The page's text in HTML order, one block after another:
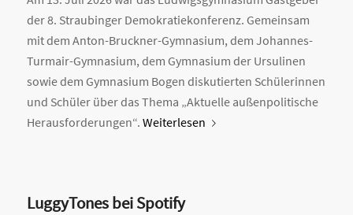
der 8. Straubinger Demokratiekonferenz. Gemeinsam
mit dem Anton-Bruckner-Gymnasium, dem Johannes-
Turmair-Gymnasium, dem Gymnasium der Ursulinen
sowie dem Gymnasium Bogen diskutierten Schülerinnen
und Schüler über das Thema „Aktuelle außenpolitische
Herausforderungen“. Weiterlesen
LuggyTones bei Spotify